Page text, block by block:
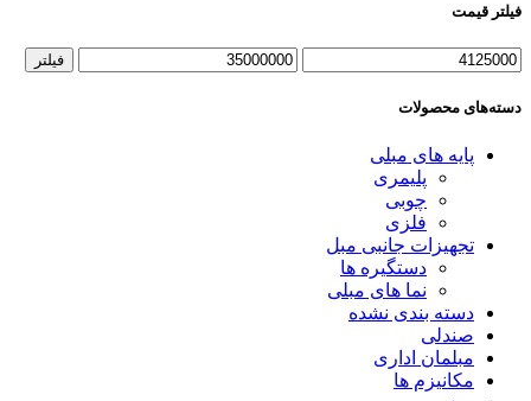
فیلتر قیمت
فیلتر
دسته‌های محصولات
پایه های مبلی
پلیمری
چوبی
فلزی
تجهیزات جانبی مبل
دستگیره ها
نما های مبلی
دسته بندی نشده
صندلی
مبلمان اداری
مکانیزم ها